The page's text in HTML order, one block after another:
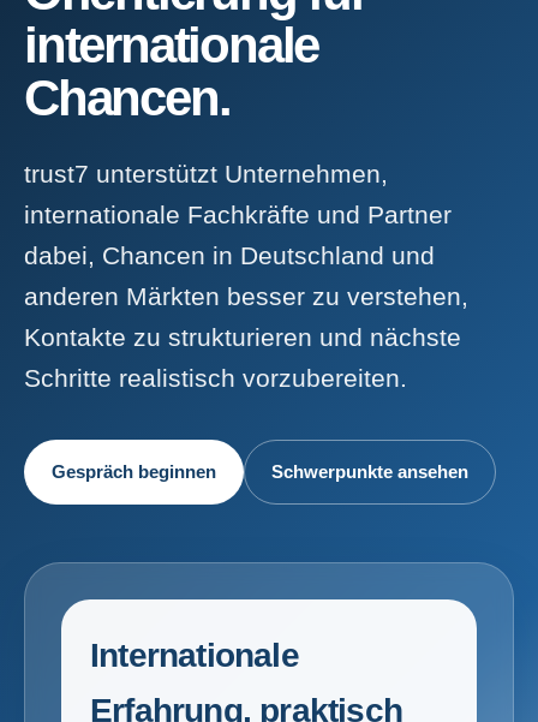
internationale
Chancen.
trust7 unterstützt Unternehmen,
internationale Fachkräfte und Partner
dabei, Chancen in Deutschland und
anderen Märkten besser zu verstehen,
Kontakte zu strukturieren und nächste
Schritte realistisch vorzubereiten.
Gespräch beginnen Schwerpunkte ansehen
Internationale
Erfahrung, praktisch